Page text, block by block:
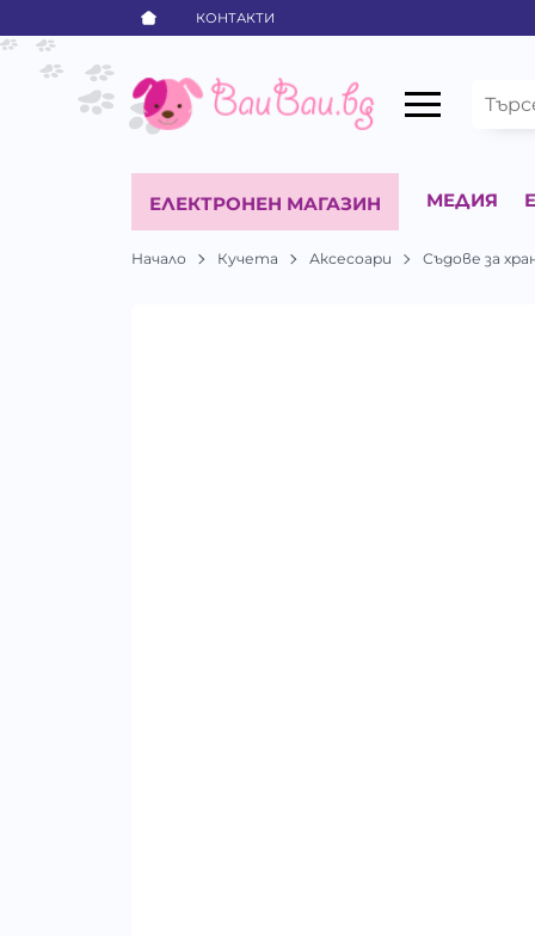
КОНТАКТИ
ЕЛЕКТРОНЕН МАГАЗИН МЕДИЯ
Начало Кучета Аксесоари Съдове за